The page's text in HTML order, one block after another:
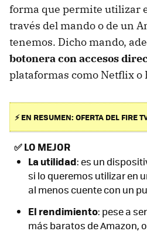
forma que permite utilizar
través del mando o de un
tenemos. Dicho mando,
botonera con accesos
plataformas como Netflix o
⚡ EN RESUMEN: OFERTA DEL FIRE
✅LO MEJOR
La utilidad: es un
si lo queremos utilizar en
al menos cuente con un
El rendimiento: pese a
más baratos de Amazon,